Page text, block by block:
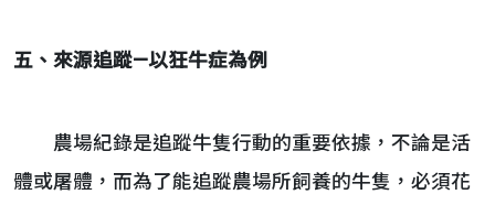
五、來源追蹤—以狂牛症為例
農場紀錄是追蹤牛隻行動的重要依據，不論是活
體或屠體，而為了能追蹤農場所飼養的牛隻，必須花